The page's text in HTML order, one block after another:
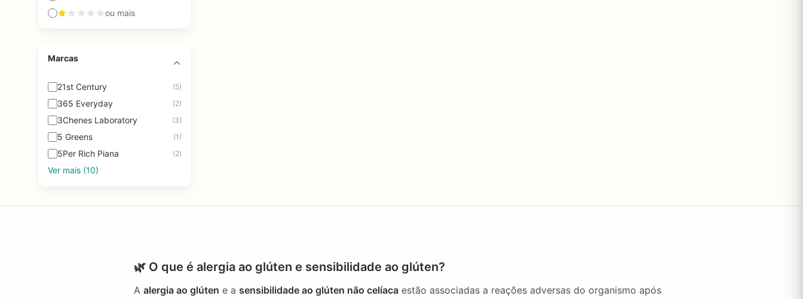
ou mais
Marcas
21st Century (5)
365 Everyday (2)
3Chenes Laboratory (3)
5 Greens (1)
5Per Rich Piana (2)
Ver mais (10)
🌿 O que é alergia ao glúten e sensibilidade ao glúten?
A alergia ao glúten e a sensibilidade ao glúten não celíaca estão associadas a reações adversas do organismo após